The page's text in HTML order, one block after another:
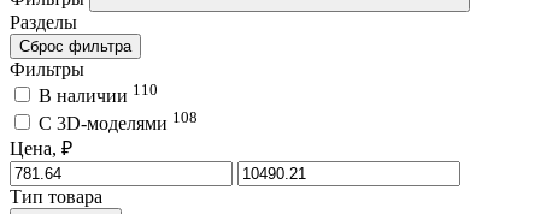
Разделы
Сброс фильтра
Фильтры
В наличии 110
C 3D-моделями 108
Цена, ₽
Тип товара